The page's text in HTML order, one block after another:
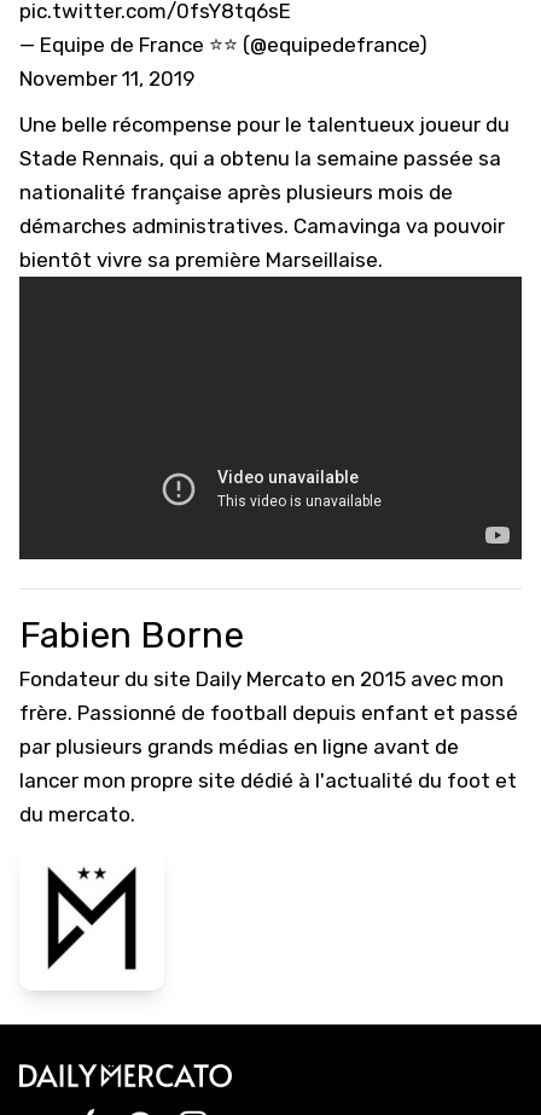
pic.twitter.com/0fsY8tq6sE
— Equipe de France ⭐⭐ (@equipedefrance)
November 11, 2019
Une belle récompense pour le talentueux joueur du
Stade Rennais, qui a obtenu la semaine passée sa
nationalité française après plusieurs mois de
démarches administratives. Camavinga va pouvoir
bientôt vivre sa première Marseillaise.
Fabien Borne
Fondateur du site Daily Mercato en 2015 avec mon
frère. Passionné de football depuis enfant et passé
par plusieurs grands médias en ligne avant de
lancer mon propre site dédié à l'actualité du foot et
du mercato.